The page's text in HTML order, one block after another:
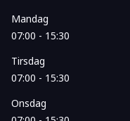
Mandag
07:00 - 15:30
Tirsdag
07:00 - 15:30
Onsdag